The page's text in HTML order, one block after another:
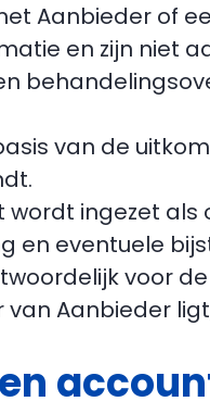
Aanbieder of
en zijn niet
van de
wordt ingezet
en eventuele
voor
van Aanbieder